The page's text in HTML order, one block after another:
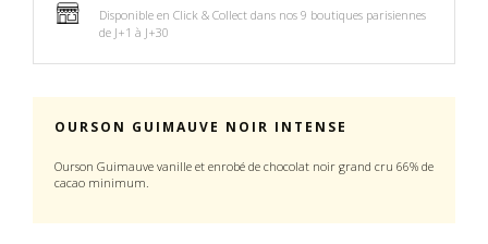
Disponible en Click & Collect dans nos 9 boutiques parisiennes
de J+1 à J+30
OURSON GUIMAUVE NOIR INTENSE
Ourson Guimauve vanille et enrobé de chocolat noir grand cru 66% de
cacao minimum.